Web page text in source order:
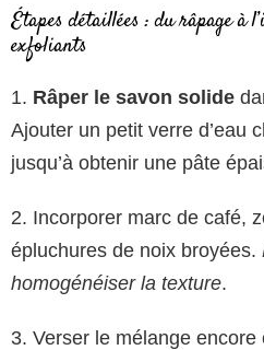
Étapes détaillées : du râpage à
exfoliants
1. Râper le savon solide
Ajouter un petit verre d’eau
jusqu’à obtenir une pâte
2. Incorporer marc de café,
épluchures de noix broyées.
homogénéiser la texture.
3. Verser le mélange